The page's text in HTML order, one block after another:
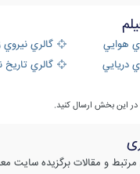
هوايي
گالري نيروي
دريايي
گالري
این بخش ارسال کنید.
و مقالات برگزیده سایت